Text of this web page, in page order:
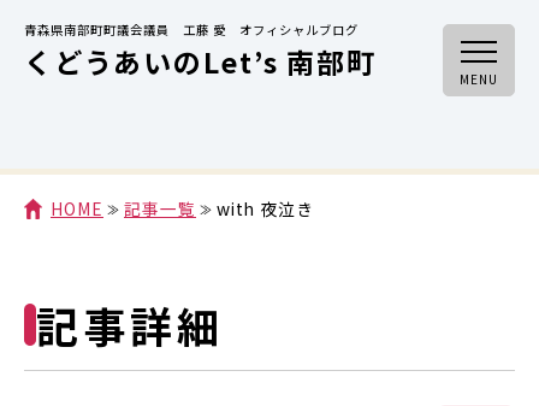
青森県南部町町議会議員 工藤 愛 オフィシャルブログ
くどうあいのLet’s 南部町 MENU
HOME 記事一覧 with 夜泣き
記事詳細